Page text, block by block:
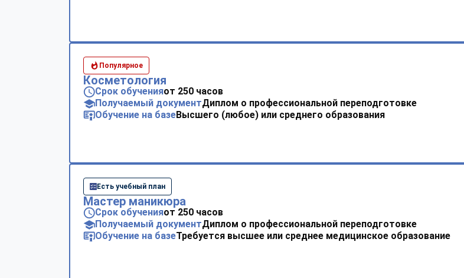
Популярное
Косметология
Срок обученияот 250 часов
Получаемый документДиплом о профессиональной переподготовке
Обучение на базеВысшего (любое) или среднего образования
Есть учебный план
Мастер маникюра
Срок обученияот 250 часов
Получаемый документДиплом о профессиональной переподготовке
Обучение на базеТребуется высшее или среднее медицинское образование